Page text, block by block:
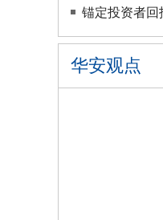
锚定投资者回
华安观点